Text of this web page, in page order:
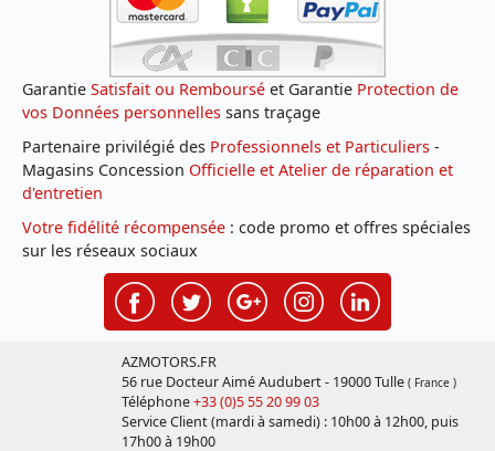
Garantie Satisfait ou Remboursé et Garantie Protection de
vos Données personnelles sans traçage
Partenaire privilégié des Professionnels et Particuliers -
Magasins Concession Officielle et Atelier de réparation et
d'entretien
Votre fidélité récompensée : code promo et offres spéciales
sur les réseaux sociaux
AZMOTORS.FR
56 rue Docteur Aimé Audubert - 19000 Tulle ( France )
Téléphone+33 (0)5 55 20 99 03
Service Client (mardi à samedi) : 10h00 à 12h00, puis
17h00 à 19h00